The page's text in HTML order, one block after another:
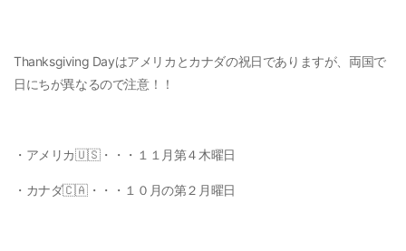
Thanksgiving Dayはアメリカとカナダの祝日でありますが、両国で
日にちが異なるので注意！！
・アメリカ🇺🇸・・・１１月第４木曜日
・カナダ🇨🇦・・・１０月の第２月曜日